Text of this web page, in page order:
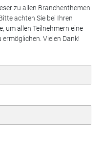
zu allen Branchenthemen
achten Sie bei Ihren
um allen Teilnehmern eine
Vielen Dank!